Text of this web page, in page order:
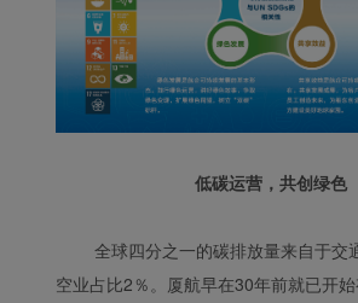
低碳运营，共创绿色
全球四分之一的碳排放量来自于交
空业占比2％。厦航早在30年前就已开始